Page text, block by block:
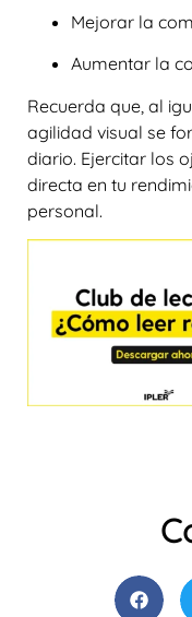
Mejorar la
Aumentar la
Recuerda que, al
agilidad visual se
diario. Ejercitar los
directa en tu
personal.